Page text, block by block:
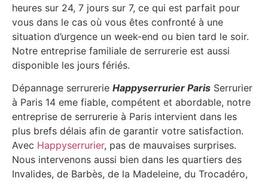
heures sur 24, 7 jours sur 7, ce qui est parfait pour
vous dans le cas où vous êtes confronté à une
situation d’urgence un week-end ou bien tard le soir.
Notre entreprise familiale de serrurerie est aussi
disponible les jours fériés.
Dépannage serrurerie Happyserrurier Paris Serrurier
à Paris 14 eme fiable, compétent et abordable, notre
entreprise de serrurerie à Paris intervient dans les
plus brefs délais afin de garantir votre satisfaction.
Avec Happyserrurier, pas de mauvaises surprises.
Nous intervenons aussi bien dans les quartiers des
Invalides, de Barbès, de la Madeleine, du Trocadéro,